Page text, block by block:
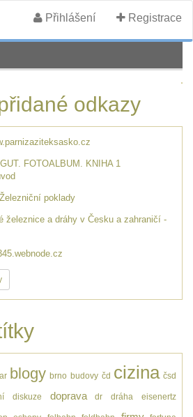
Přihlášení Registrace
odkazy
FOTOALBUM. KNIHA 1
poklady
železnice a dráhy v Česku a zahraničí -
blogy brno budovy čd cizina čsd
diskuze doprava dr dráha eisenertz